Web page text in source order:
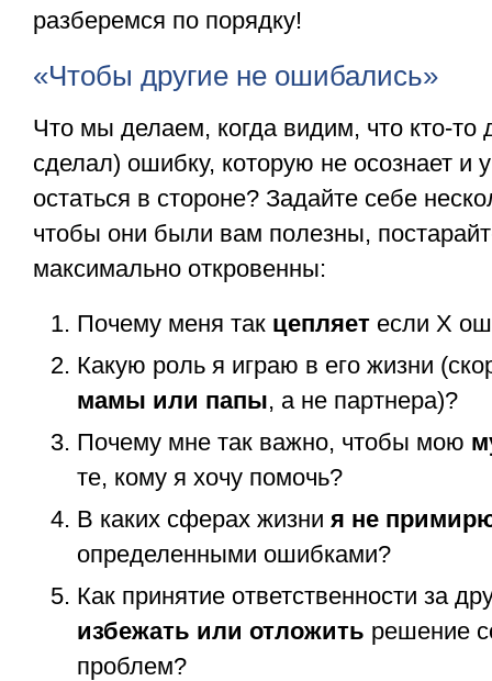
разберемся по порядку!
«Чтобы другие не ошибались»
Что мы делаем, когда видим, что кто-то
сделал) ошибку, которую не осознает и
остаться в стороне? Задайте себе
чтобы они были вам полезны,
максимально откровенны:
Почему меня так цепляет если X
Какую роль я играю в его жизни
мамы или папы, а не партнера)?
Почему мне так важно, чтобы мою
те, кому я хочу помочь?
В каких сферах жизни я не
определенными ошибками?
Как принятие ответственности за
избежать или отложить решение
проблем?